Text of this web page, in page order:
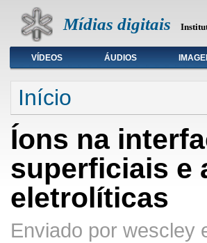
Mídias digitais
Seleção de tipo de mídia
VÍDEOS ÁUDIOS
Início
Íons na
superficiais e
eletrolíticas
Enviado por wescley